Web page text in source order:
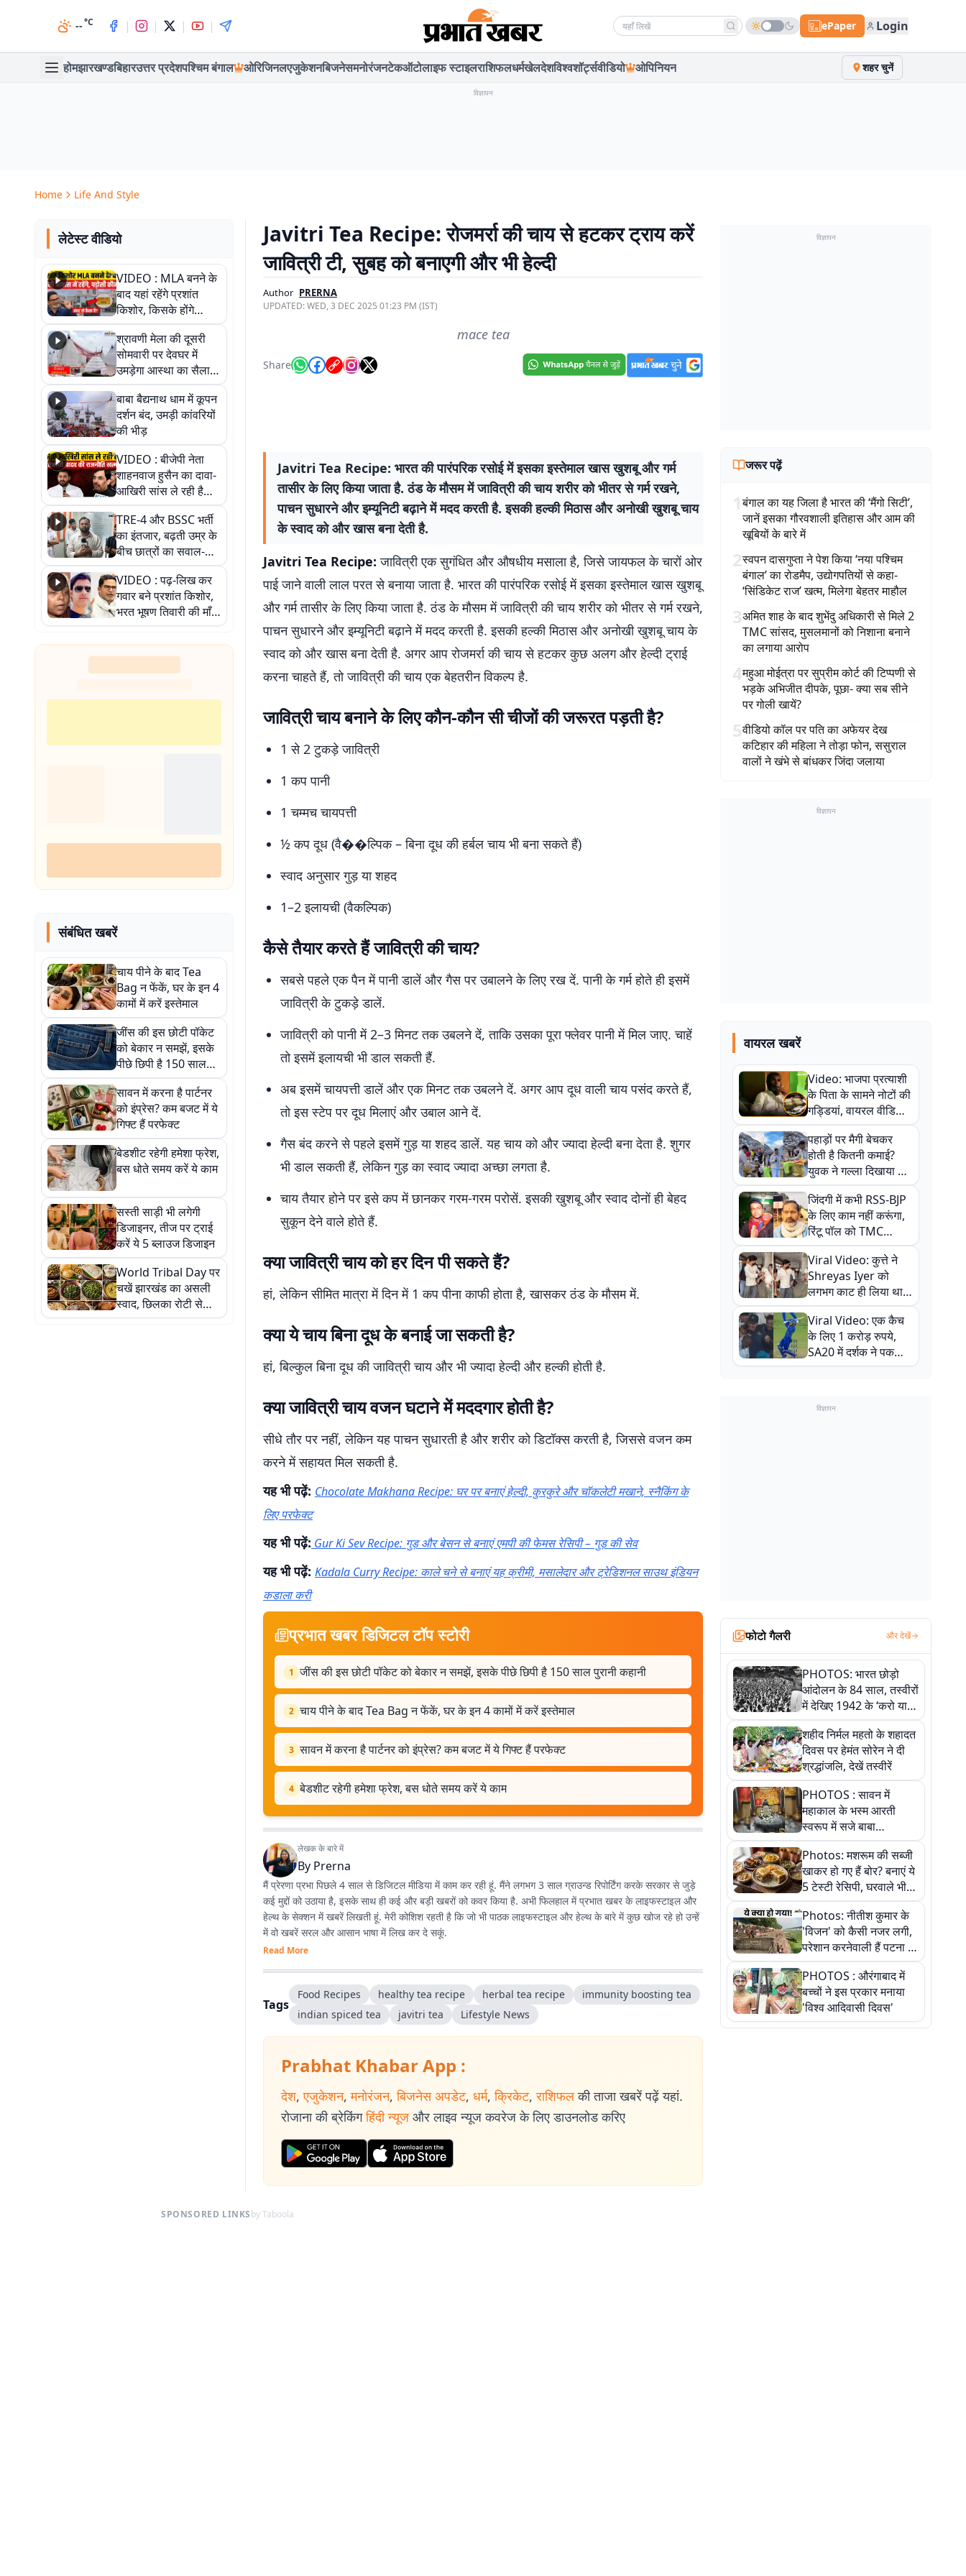
--°C | | | | Search news ePaper Login
होमझारखण्डबिहारउत्तर प्रदेशपश्चिम बंगाल ओरिजिनलएजुकेशनबिजनेसमनोरंजनटेकऑटोलाइफ स्टाइलराशिफलधर्मखेलदेशविश्वशॉर्ट्सवीडियो ओपिनियन शहर चुनें
विज्ञापन
Home Life And Style
लेटेस्ट वीडियो
VIDEO : MLA बनने के
बाद यहां रहेंगे प्रशांत
किशोर, किसके होंगे
पड़ोसी? वीडियो में देखिए
कैसा है पीके का नया
ठिकाना
श्रावणी मेला की दूसरी
सोमवारी पर देवघर में
उमड़ेगा आस्था का सैलाब,
तीन लाख से अधिक
श्रद्धालुओं के पहुंचने का
अनुमान
बाबा बैद्यनाथ धाम में कूपन
दर्शन बंद, उमड़ी कांवरियों
की भीड़
VIDEO : बीजेपी नेता
शाहनवाज हुसैन का दावा-
आखिरी सांस ले रही है
RJD, तेजस्वी को लेकर
क्या कहा, सुनिए
TRE-4 और BSSC भर्ती
का इंतजार, बढ़ती उम्र के
बीच छात्रों का सवाल-
आखिर कब आएगी बहाली?
देखें वीडियो
VIDEO : पढ़-लिख कर
गवार बने प्रशांत किशोर,
भरत भूषण तिवारी की माँ ने
कहा नहीं थी उम्मीद, बेटा
था तो किसी को बोलने की
नहीं थी हिम्मत
संबंधित खबरें
चाय पीने के बाद Tea
Bag न फेंकें, घर के इन 4
कामों में करें इस्तेमाल
जींस की इस छोटी पॉकेट
को बेकार न समझें, इसके
पीछे छिपी है 150 साल
पुरानी कहानी
सावन में करना है पार्टनर
को इंप्रेस? कम बजट में ये
गिफ्ट हैं परफेक्ट
बेडशीट रहेगी हमेशा फ्रेश,
बस धोते समय करें ये काम
सस्ती साड़ी भी लगेगी
डिजाइनर, तीज पर ट्राई
करें ये 5 ब्लाउज डिजाइन
World Tribal Day पर
चखें झारखंड का असली
स्वाद, छिलका रोटी से
आरसा तक हैं खास
Javitri Tea Recipe: रोजमर्रा की चाय से हटकर ट्राय करें
जावित्री टी, सुबह को बनाएगी और भी हेल्दी
Author PRERNA
UPDATED:WED, 3 DEC 2025 01:23 PM (IST)
mace tea
Share
Javitri Tea Recipe: भारत की पारंपरिक रसोई में इसका इस्तेमाल खास खुशबू और गर्म
तासीर के लिए किया जाता है. ठंड के मौसम में जावित्री की चाय शरीर को भीतर से गर्म रखने,
पाचन सुधारने और इम्यूनिटी बढ़ाने में मदद करती है. इसकी हल्की मिठास और अनोखी खुशबू चाय
के स्वाद को और खास बना देती है.
Javitri Tea Recipe:जावित्री एक सुगंधित और औषधीय मसाला है, जिसे जायफल के चारों ओर
पाई जाने वाली लाल परत से बनाया जाता है. भारत की पारंपरिक रसोई में इसका इस्तेमाल खास खुशबू
और गर्म तासीर के लिए किया जाता है. ठंड के मौसम में जावित्री की चाय शरीर को भीतर से गर्म रखने,
पाचन सुधारने और इम्यूनिटी बढ़ाने में मदद करती है. इसकी हल्की मिठास और अनोखी खुशबू चाय के
स्वाद को और खास बना देती है. अगर आप रोजमर्रा की चाय से हटकर कुछ अलग और हेल्दी ट्राई
करना चाहते हैं, तो जावित्री की चाय एक बेहतरीन विकल्प है.
जावित्री चाय बनाने के लिए कौन-कौन सी चीजों की जरूरत पड़ती है?
1 से 2 टुकड़े जावित्री
1 कप पानी
1 चम्मच चायपत्ती
½ कप दूध (वै��ल्पिक – बिना दूध की हर्बल चाय भी बना सकते हैं)
स्वाद अनुसार गुड़ या शहद
1–2 इलायची (वैकल्पिक)
कैसे तैयार करते हैं जावित्री की चाय?
सबसे पहले एक पैन में पानी डालें और गैस पर उबालने के लिए रख दें. पानी के गर्म होते ही इसमें
जावित्री के टुकड़े डालें.
जावित्री को पानी में 2–3 मिनट तक उबलने दें, ताकि उसका पूरा फ्लेवर पानी में मिल जाए. चाहें
तो इसमें इलायची भी डाल सकती हैं.
अब इसमें चायपत्ती डालें और एक मिनट तक उबलने दें. अगर आप दूध वाली चाय पसंद करते हैं,
तो इस स्टेप पर दूध मिलाएं और उबाल आने दें.
गैस बंद करने से पहले इसमें गुड़ या शहद डालें. यह चाय को और ज्यादा हेल्दी बना देता है. शुगर
भी डाल सकती हैं, लेकिन गुड़ का स्वाद ज्यादा अच्छा लगता है.
चाय तैयार होने पर इसे कप में छानकर गरम-गरम परोसें. इसकी खुशबू और स्वाद दोनों ही बेहद
सुकून देने वाले होते हैं.
क्या जावित्री चाय को हर दिन पी सकते हैं?
हां, लेकिन सीमित मात्रा में दिन में 1 कप पीना काफी होता है, खासकर ठंड के मौसम में.
क्या ये चाय बिना दूध के बनाई जा सकती है?
हां, बिल्कुल बिना दूध की जावित्री चाय और भी ज्यादा हेल्दी और हल्की होती है.
क्या जावित्री चाय वजन घटाने में मददगार होती है?
सीधे तौर पर नहीं, लेकिन यह पाचन सुधारती है और शरीर को डिटॉक्स करती है, जिससे वजन कम
करने में सहायत मिल सकती है.
यह भी पढ़ें: Chocolate Makhana Recipe: घर पर बनाएं हेल्दी, कुरकुरे और चॉकलेटी मखाने, स्नैकिंग के
लिए परफेक्ट
यह भी पढ़ें: Gur Ki Sev Recipe: गुड़ और बेसन से बनाएं एमपी की फेमस रेसिपी – गुड़ की सेव
यह भी पढ़ें: Kadala Curry Recipe: काले चने से बनाएं यह क्रीमी, मसालेदार और ट्रेडिशनल साउथ इंडियन
कडाला करी
प्रभात खबर डिजिटल टॉप स्टोरी
1 जींस की इस छोटी पॉकेट को बेकार न समझें, इसके पीछे छिपी है 150 साल पुरानी कहानी
2 चाय पीने के बाद Tea Bag न फेंकें, घर के इन 4 कामों में करें इस्तेमाल
3 सावन में करना है पार्टनर को इंप्रेस? कम बजट में ये गिफ्ट हैं परफेक्ट
4 बेडशीट रहेगी हमेशा फ्रेश, बस धोते समय करें ये काम
लेखक के बारे में
By Prerna
मैं प्रेरणा प्रभा पिछले 4 साल से डिजिटल मीडिया में काम कर रही हूं. मैंने लगभग 3 साल ग्राउन्ड रिपोर्टिंग करके सरकार से जुड़े
कई मुद्दों को उठाया है, इसके साथ ही कई और बड़ी खबरों को कवर किया है. अभी फिलहाल में प्रभात खबर के लाइफस्टाइल और
हेल्थ के सेक्शन में खबरें लिखती हूं. मेरी कोशिश रहती है कि जो भी पाठक लाइफस्टाइल और हेल्थ के बारे में कुछ खोज रहे हो उन्हें
में वो खबरें सरल और आसान भाषा में लिख कर दे सकूं.
Read More
Tags
Food Recipes healthy tea recipe herbal tea recipe
immunity boosting tea
indian spiced tea
javitri tea Lifestyle News
Prabhat Khabar App :
देश, एजुकेशन, मनोरंजन, बिजनेस अपडेट, धर्म, क्रिकेट, राशिफल की ताजा खबरें पढ़ें यहां.
रोजाना की ब्रेकिंग हिंदी न्यूज और लाइव न्यूज कवरेज के लिए डाउनलोड करिए
विज्ञापन
जरूर पढ़ें
1बंगाल का यह जिला है भारत की ‘मैंगो सिटी’,
जानें इसका गौरवशाली इतिहास और आम की
खूबियों के बारे में
2स्वपन दासगुप्ता ने पेश किया ‘नया पश्चिम
बंगाल’ का रोडमैप, उद्योगपतियों से कहा-
‘सिंडिकेट राज’ खत्म, मिलेगा बेहतर माहौल
3अमित शाह के बाद शुभेंदु अधिकारी से मिले 2
TMC सांसद, मुसलमानों को निशाना बनाने
का लगाया आरोप
4महुआ मोईत्रा पर सुप्रीम कोर्ट की टिप्पणी से
भड़के अभिजीत दीपके, पूछा- क्या सब सीने
पर गोली खायें?
5वीडियो कॉल पर पति का अफेयर देख
कटिहार की महिला ने तोड़ा फोन, ससुराल
वालों ने खंभे से बांधकर जिंदा जलाया
विज्ञापन
वायरल खबरें
Video: भाजपा प्रत्याशी
के पिता के सामने नोटों की
गड्डियां, वायरल वीडियो
से राजनीति में उबाल,
अजित महतो बोले- TMC
की गंदी चाल
पहाड़ों पर मैगी बेचकर
होती है कितनी कमाई?
युवक ने गल्ला दिखाया तो
नौकरी वालों के खड़े हो गए
कान
जिंदगी में कभी RSS-BJP
के लिए काम नहीं करूंगा,
रिंटू पॉल को TMC
ऑफिस में ले जाकर पीटा,
Video वायरल
Viral Video: कुत्ते ने
Shreyas Iyer को
लगभग काट ही लिया था,
न्यूजीलैंड सीरीज से पहले
बाल-बाल बचे
Viral Video: एक कैच
के लिए 1 करोड़ रुपये,
SA20 में दर्शक ने पकड़ा
एक हाथ से गजब का कैच
विज्ञापन
फोटो गैलरी और देखें
PHOTOS: भारत छोड़ो
आंदोलन के 84 साल, तस्वीरों
में देखिए 1942 के ‘करो या
मरो’ आंदोलन की कहानी
शहीद निर्मल महतो के शहादत
दिवस पर हेमंत सोरेन ने दी
श्रद्धांजलि, देखें तस्वीरें
PHOTOS : सावन में
महाकाल के भस्म आरती
स्वरूप में सजे बाबा
औघड़दानी, तस्वीरों में करें
अद्भुत दर्शन
Photos: मशरूम की सब्जी
खाकर हो गए हैं बोर? बनाएं ये
5 टेस्टी रेसिपी, घरवाले भी
मांगेंगे बार-बार
Photos: नीतीश कुमार के
'विजन' को कैसी नजर लगी,
परेशान करनेवाली हैं पटना में
गंगा घाट की ये 11 तस्वीरें
PHOTOS : औरंगाबाद में
बच्चों ने इस प्रकार मनाया
'विश्व आदिवासी दिवस'
SPONSORED LINKSby Taboola